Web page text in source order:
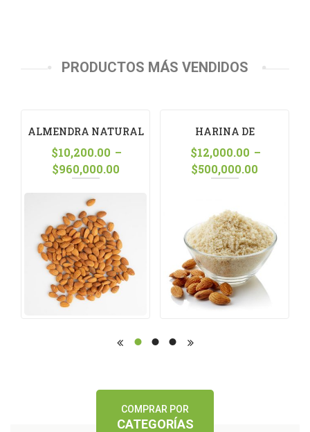
PRODUCTOS MÁS VENDIDOS
ALMENDRA NATURAL
$10,200.00 –
$960,000.00
HARINA DE
ALMENDRA SIN PIEL
$12,000.00 –
$500,000.00
COMPRAR POR
CATEGORÍAS